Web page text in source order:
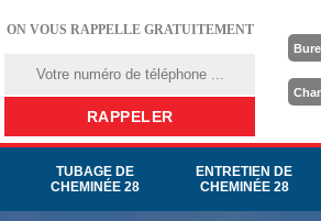
ON VOUS RAPPELLE GRATUITEMENT
TUBAGE DE
CHEMINÉE 28
ENTRETIEN DE
CHEMINÉE 28